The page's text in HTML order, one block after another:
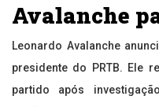
Avalanche
Leonardo Avalanche
presidente do PRTB. Ele
partido após